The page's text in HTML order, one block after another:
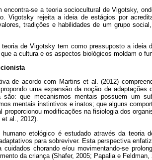
encontra-se a teoria sociocultural de Vigotsky,
Vigotsky rejeita a ideia de estágios por
tradições e habilidades de um grupo
de Vigotsky tem como pressuposto a ideia
a cultura e os aspectos biológicos moldam o
de acordo com Martins et al. (2012)
uma expansão da noção de
são: que mecanismos mentais possuem um
mentais instintivos e inatos; que alguns
proporcionou modificações na fisiologia dos
et al., 2012).
etológico é estudado através da teoria
para sobreviver. Esta perspectiva
chorando e/ou movimentando-se
da criança (Shafer, 2005; Papalia e Feldman,